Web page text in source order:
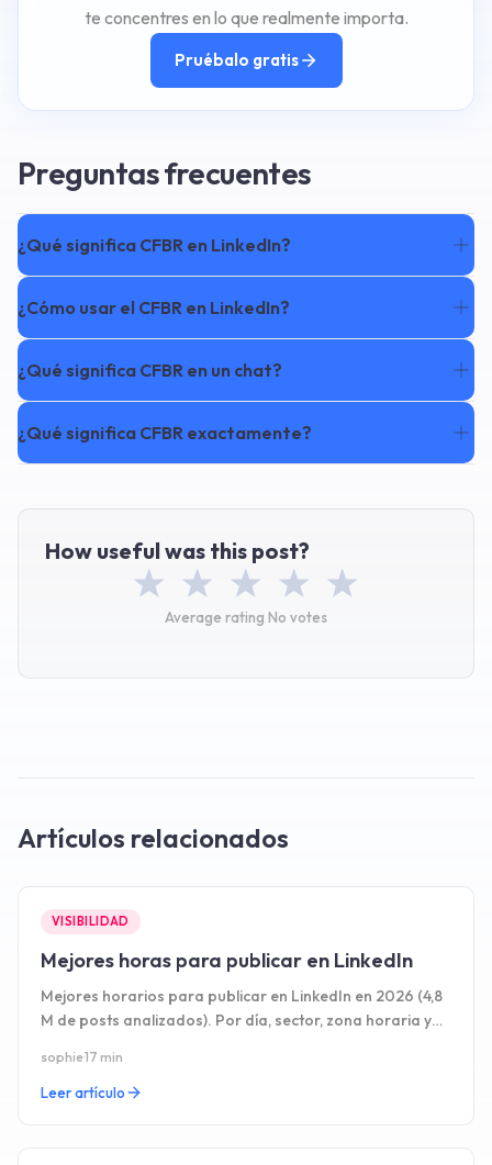
te concentres en lo que realmente importa.
Pruébalo gratis
Preguntas frecuentes
¿Qué significa CFBR en LinkedIn?
¿Cómo usar el CFBR en LinkedIn?
¿Qué significa CFBR en un chat?
¿Qué significa CFBR exactamente?
How useful was this post?
Average rating No votes
Artículos relacionados
VISIBILIDAD
Mejores horas para publicar en LinkedIn
Mejores horarios para publicar en LinkedIn en 2026 (4,8
M de posts analizados). Por día, sector, zona horaria y
sophie·17 min
Leer artículo